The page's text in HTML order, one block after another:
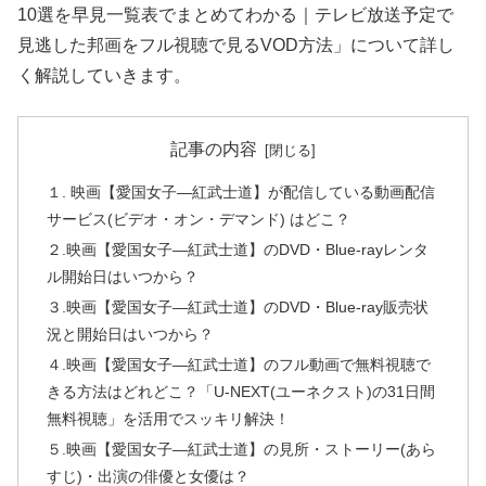
10選を早見一覧表でまとめてわかる｜テレビ放送予定で
見逃した邦画をフル視聴で見るVOD方法」について詳し
く解説していきます。
記事の内容
１. 映画【愛国女子―紅武士道】が配信している動画配信
サービス(ビデオ・オン・デマンド) はどこ？
２.映画【愛国女子―紅武士道】のDVD・Blue-rayレンタ
ル開始日はいつから？
３.映画【愛国女子―紅武士道】のDVD・Blue-ray販売状
況と開始日はいつから？
４.映画【愛国女子―紅武士道】のフル動画で無料視聴で
きる方法はどれどこ？「U-NEXT(ユーネクスト)の31日間
無料視聴」を活用でスッキリ解決！
５.映画【愛国女子―紅武士道】の見所・ストーリー(あら
すじ)・出演の俳優と女優は？